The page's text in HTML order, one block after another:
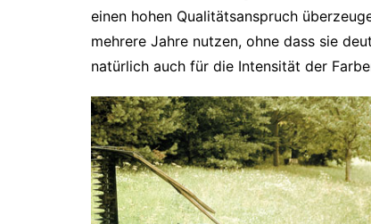
einen hohen Qualitätsanspruch
mehrere Jahre nutzen, ohne dass sie
natürlich auch für die Intensität der